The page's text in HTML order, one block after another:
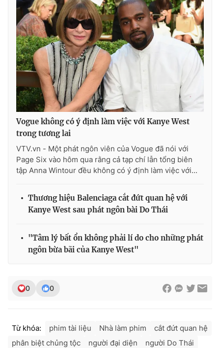
Ðiện thoại Thời báo VTV:024.66 897 897
Email:toasoan@vtv.vn
Liên hệ quảng cáo:024-7300.7108
® Cấm sao chép dưới mọi hình thức nếu không có sự chấp
Vogue không có ý định làm việc với Kanye West
trong tương lai
VTV.vn - Một phát ngôn viên của Vogue đã nói với
Page Six vào hôm qua rằng cả tạp chí lẫn tổng biên
tập Anna Wintour đều không có ý định làm việc với...
Thương hiệu Balenciaga cắt đứt quan hệ với
Kanye West sau phát ngôn bài Do Thái
"Tâm lý bất ổn không phải lí do cho những phát
ngôn bừa bãi của Kanye West"
0 0
Từ khóa: phim tài liệu Nhà làm phim
cắt đứt quan hệ
phân biệt chủng tộc
người đại diện người Do Thái